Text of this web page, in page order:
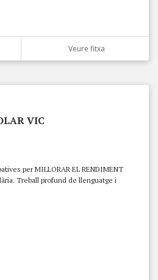
Veure fitxa
VIC
per MILLORAR EL RENDIMENT
Treball profund de llenguatge i